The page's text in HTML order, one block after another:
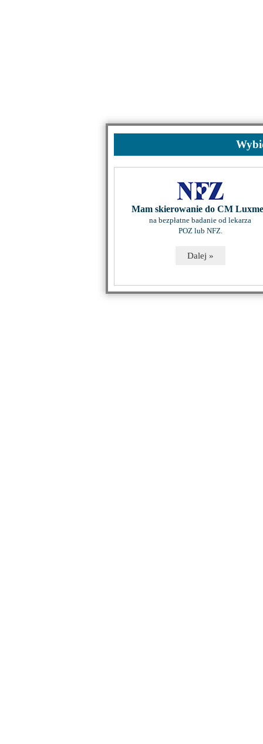
Mam skierowanie do CM
na bezpłatne badanie od lekarza
POZ lub NFZ.
Dalej »